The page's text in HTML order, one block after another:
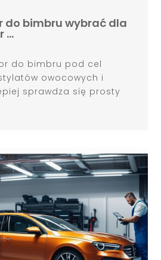
do bimbru wybrać dla
…
do bimbru pod cel
owocowych i
sprawdza się prosty